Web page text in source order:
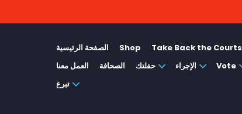
الصفحة الرئيسية Shop
Take Back the Courts
العمل معنا
الصحافة حفلتك الإجراء
Vote
تبرع